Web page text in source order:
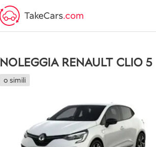
TakeCars.com
NOLEGGIA RENAULT CLIO 5
o simili